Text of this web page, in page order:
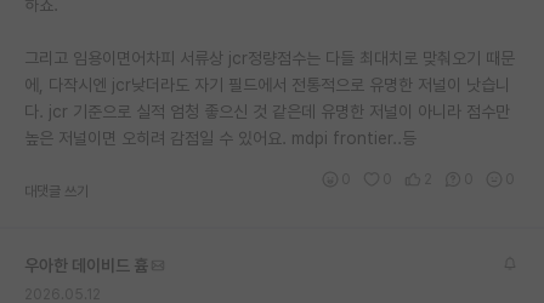
하죠.
그리고 임용이면어차피 서류상 jcr정량점수는 다들 최대치로 맞춰오기 때문
에, 다작시엔 jcr낮더라도 자기 필드에서 전통적으로 유명한 저널이 낫습니
다. jcr 기준으로 실적 엄청 좋으신 것 같은데 유명한 저널이 아니라 점수만
높은 저널이면 오히려 감점일 수 있어요. mdpi frontier..등
대댓글 쓰기
우아한 데이비드 흄